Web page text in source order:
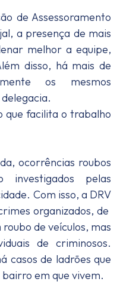
de Assessoramento
a presença de mais
melhor a equipe,
disso, há mais de
os mesmos
que facilita o trabalho
ocorrências roubos
investigados pelas
Com isso, a DRV
organizados, de
de veículos, mas
de criminosos.
casos de ladrões que
em que vivem.